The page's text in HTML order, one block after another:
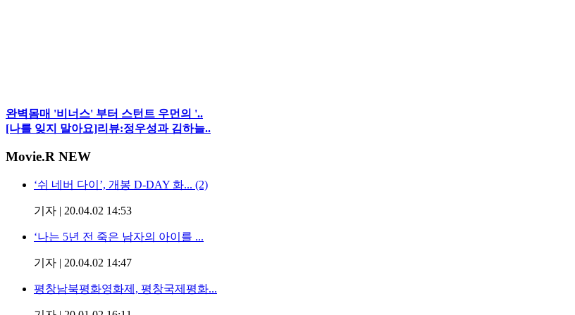
완벽몸매 '비너스' 부터 스턴트 우먼의 '..
[나를 잊지 말아요]리뷰:정우성과 김하늘..
Movie.R NEW
‘쉬 네버 다이’, 개봉 D-DAY 화... (2)
기자 | 20.04.02 14:53
‘나는 5년 전 죽은 남자의 아이를 ...
기자 | 20.04.02 14:47
평창남북평화영화제, 평창국제평화...